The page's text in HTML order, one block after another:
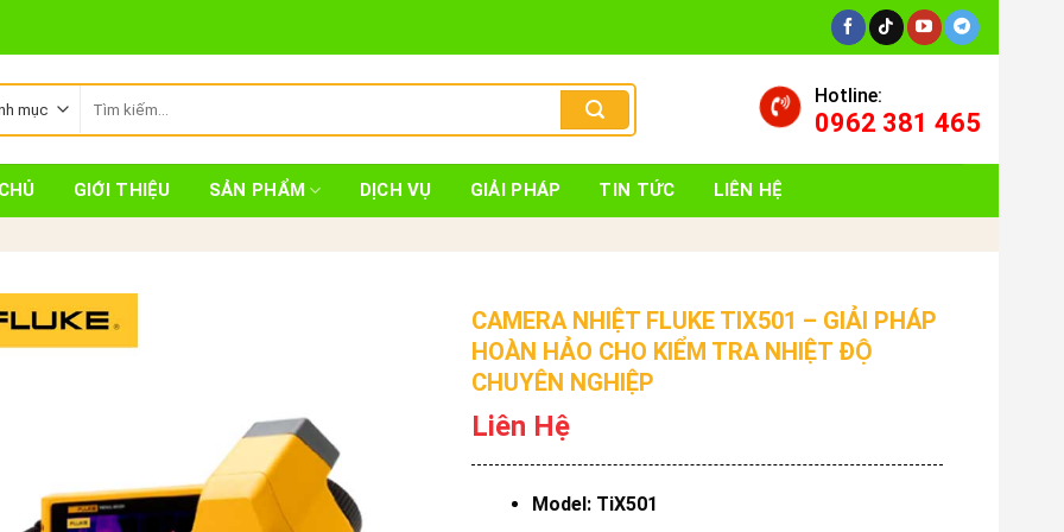
kiếm:
Hotline:
0962 381 465
GIỚI THIỆU SẢN PHẨM DỊCH VỤ GIẢI PHÁP TIN TỨC LIÊN HỆ
CAMERA NHIỆT FLUKE TIX501 – GIẢI PHÁP
HOÀN HẢO CHO KIỂM TRA NHIỆT ĐỘ
CHUYÊN NGHIỆP
Liên Hệ
Model: TiX501